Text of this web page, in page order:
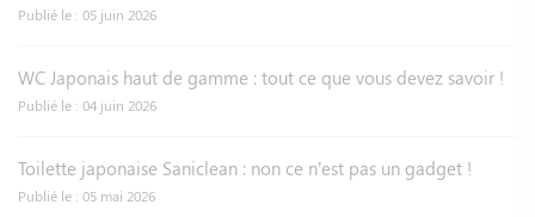
Publié le : 05 juin 2026
WC Japonais haut de gamme : tout ce que vous devez savoir !
Publié le : 04 juin 2026
Toilette japonaise Saniclean : non ce n’est pas un gadget !
Publié le : 05 mai 2026